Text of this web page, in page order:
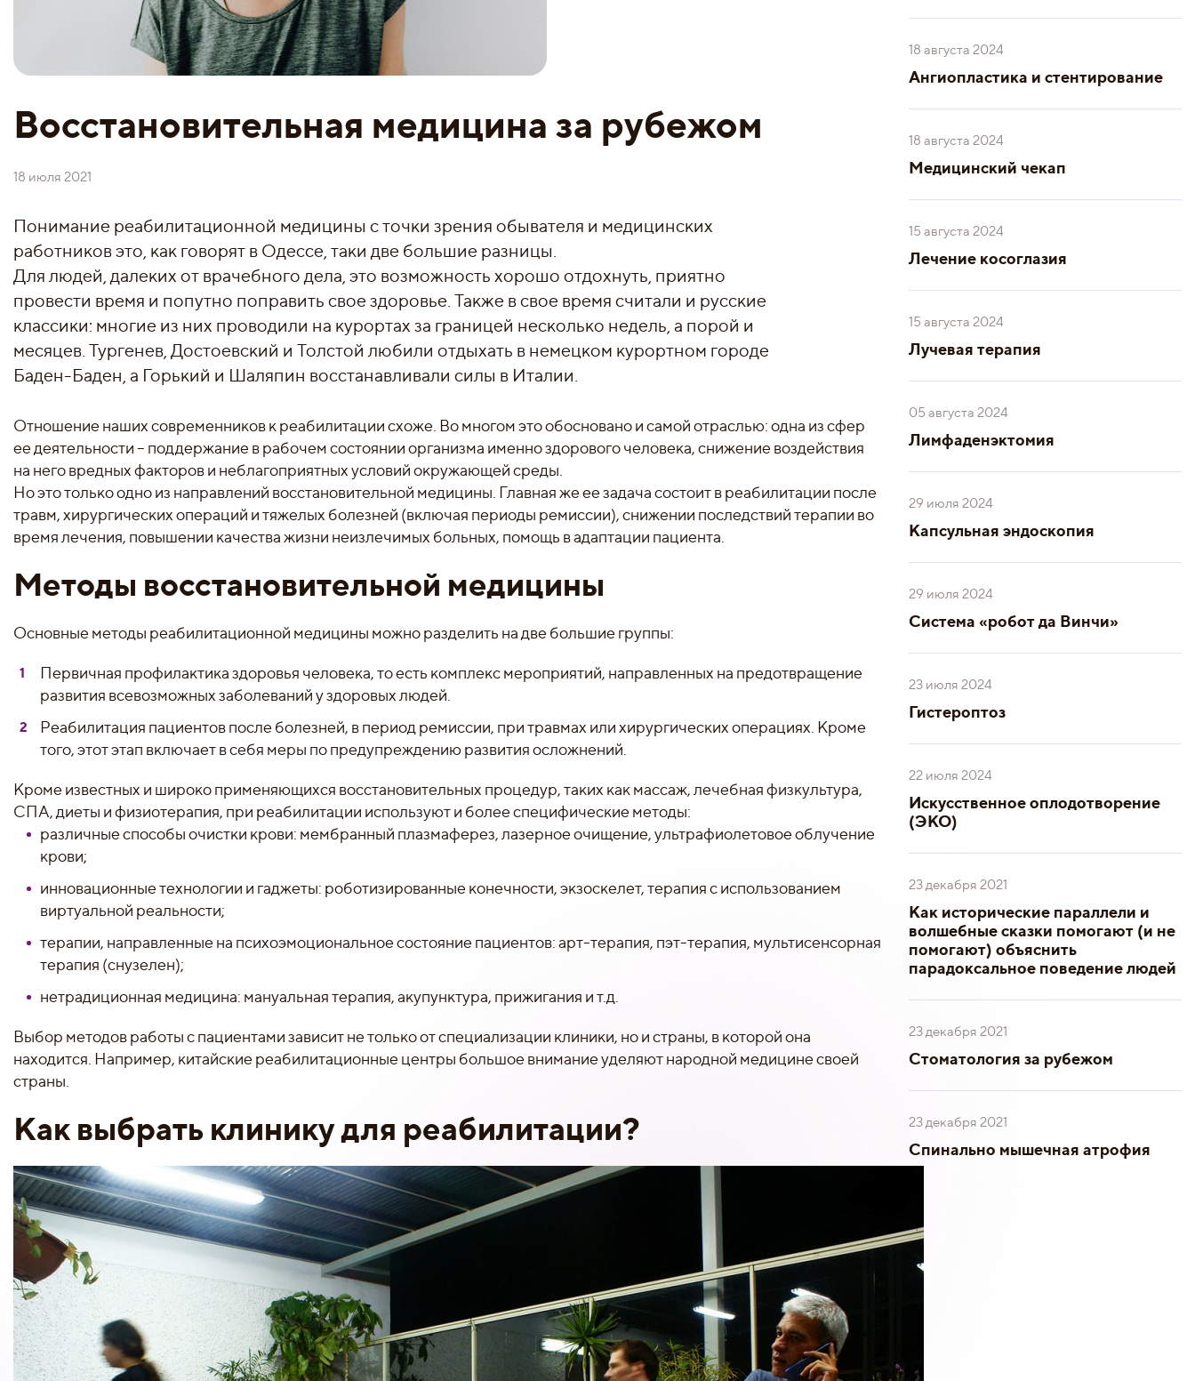
Восстановительная медицина за рубежом
18 июля 2021
Понимание реабилитационной медицины с точки зрения обывателя и медицинских
работников это, как говорят в Одессе, таки две большие разницы.
Для людей, далеких от врачебного дела, это возможность хорошо отдохнуть, приятно
провести время и попутно поправить свое здоровье. Также в свое время считали и русские
классики: многие из них проводили на курортах за границей несколько недель, а порой и
месяцев. Тургенев, Достоевский и Толстой любили отдыхать в немецком курортном городе
Баден-Баден, а Горький и Шаляпин восстанавливали силы в Италии.
Отношение наших современников к реабилитации схоже. Во многом это обосновано и самой отраслью: одна из сфер
ее деятельности – поддержание в рабочем состоянии организма именно здорового человека, снижение воздействия
на него вредных факторов и неблагоприятных условий окружающей среды.
Но это только одно из направлений восстановительной медицины. Главная же ее задача состоит в реабилитации после
травм, хирургических операций и тяжелых болезней (включая периоды ремиссии), снижении последствий терапии во
время лечения, повышении качества жизни неизлечимых больных, помощь в адаптации пациента.
Методы восстановительной медицины
Основные методы реабилитационной медицины можно разделить на две большие группы:
Первичная профилактика здоровья человека, то есть комплекс мероприятий, направленных на предотвращение
развития всевозможных заболеваний у здоровых людей.
Реабилитация пациентов после болезней, в период ремиссии, при травмах или хирургических операциях. Кроме
того, этот этап включает в себя меры по предупреждению развития осложнений.
Кроме известных и широко применяющихся восстановительных процедур, таких как массаж, лечебная физкультура,
СПА, диеты и физиотерапия, при реабилитации используют и более специфические методы:
различные способы очистки крови: мембранный плазмаферез, лазерное очищение, ультрафиолетовое облучение
крови;
инновационные технологии и гаджеты: роботизированные конечности, экзоскелет, терапия с использованием
виртуальной реальности;
терапии, направленные на психоэмоциональное состояние пациентов: арт-терапия, пэт-терапия, мультисенсорная
терапия (снузелен);
нетрадиционная медицина: мануальная терапия, акупунктура, прижигания и т.д.
Выбор методов работы с пациентами зависит не только от специализации клиники, но и страны, в которой она
находится. Например, китайские реабилитационные центры большое внимание уделяют народной медицине своей
страны.
Как выбрать клинику для реабилитации?
18 августа 2024
Ангиопластика и стентирование
18 августа 2024
Медицинский чекап
15 августа 2024
Лечение косоглазия
15 августа 2024
Лучевая терапия
05 августа 2024
Лимфаденэктомия
29 июля 2024
Капсульная эндоскопия
29 июля 2024
Система «робот да Винчи»
23 июля 2024
Гистероптоз
22 июля 2024
Искусственное оплодотворение
(ЭКО)
23 декабря 2021
Как исторические параллели и
волшебные сказки помогают (и не
помогают) объяснить
парадоксальное поведение людей
23 декабря 2021
Стоматология за рубежом
23 декабря 2021
Спинально мышечная атрофия